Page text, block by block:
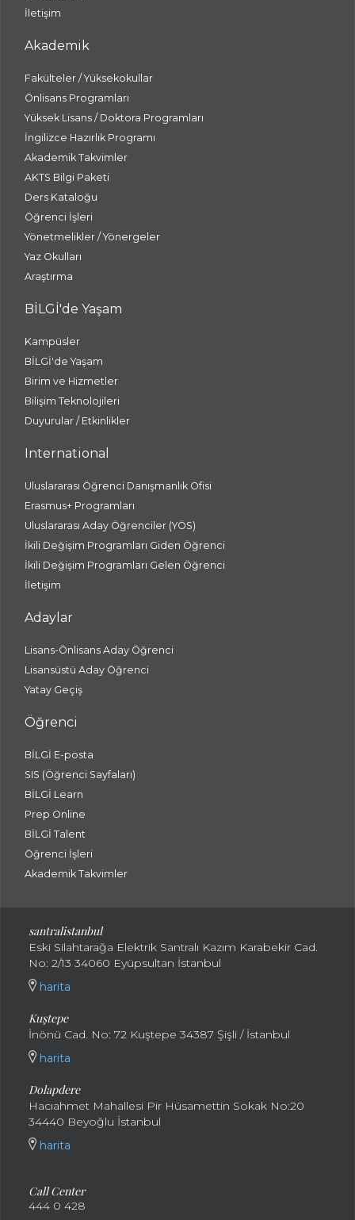
İletişim
Akademik
Fakülteler / Yüksekokullar
Önlisans Programları
Yüksek Lisans / Doktora Programları
İngilizce Hazırlık Programı
Akademik Takvimler
AKTS Bilgi Paketi
Ders Kataloğu
Öğrenci İşleri
Yönetmelikler / Yönergeler
Yaz Okulları
Araştırma
BİLGİ'de Yaşam
Kampüsler
BİLGİ'de Yaşam
Birim ve Hizmetler
Bilişim Teknolojileri
Duyurular / Etkinlikler
International
Uluslararası Öğrenci Danışmanlık Ofisi
Erasmus+ Programları
Uluslararası Aday Öğrenciler (YÖS)
İkili Değişim Programları Giden Öğrenci
İkili Değişim Programları Gelen Öğrenci
İletişim
Adaylar
Lisans-Önlisans Aday Öğrenci
Lisansüstü Aday Öğrenci
Yatay Geçiş
Öğrenci
BİLGİ E-posta
SIS (Öğrenci Sayfaları)
BİLGİ Learn
Prep Online
BİLGİ Talent
Öğrenci İşleri
Akademik Takvimler
santralistanbul
Eski Silahtarağa Elektrik Santralı Kazım Karabekir Cad.
No: 2/13 34060 Eyüpsultan İstanbul
harita
Kuştepe
İnönü Cad. No: 72 Kuştepe 34387 Şişli / İstanbul
harita
Dolapdere
Hacıahmet Mahallesi Pir Hüsamettin Sokak No:20
34440 Beyoğlu İstanbul
harita
Call Center
444 0 428